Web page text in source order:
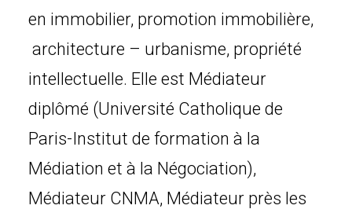
en immobilier, promotion immobilière,
architecture – urbanisme, propriété
intellectuelle. Elle est Médiateur
diplômé (Université Catholique de
Paris-Institut de formation à la
Médiation et à la Négociation),
Médiateur CNMA, Médiateur près les